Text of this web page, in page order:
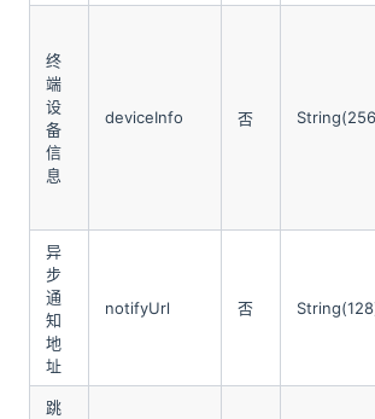
终
端
设
备
信
息
deviceInfo 否
异
步
通
知
地
址
notifyUrl 否
跳